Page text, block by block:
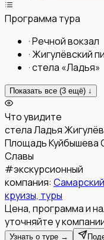
Программа тура
·Речной вокзал
·Жигулёвский
·стела «Ладья»
Показать все (3 ещё) ↓
Что увидите
стела Ладья
Площадь Куйбышева
Славы
#экскурсионный
компания:
круизы, туры
Цена, программа и
уточняйте у
Узнать о туре →